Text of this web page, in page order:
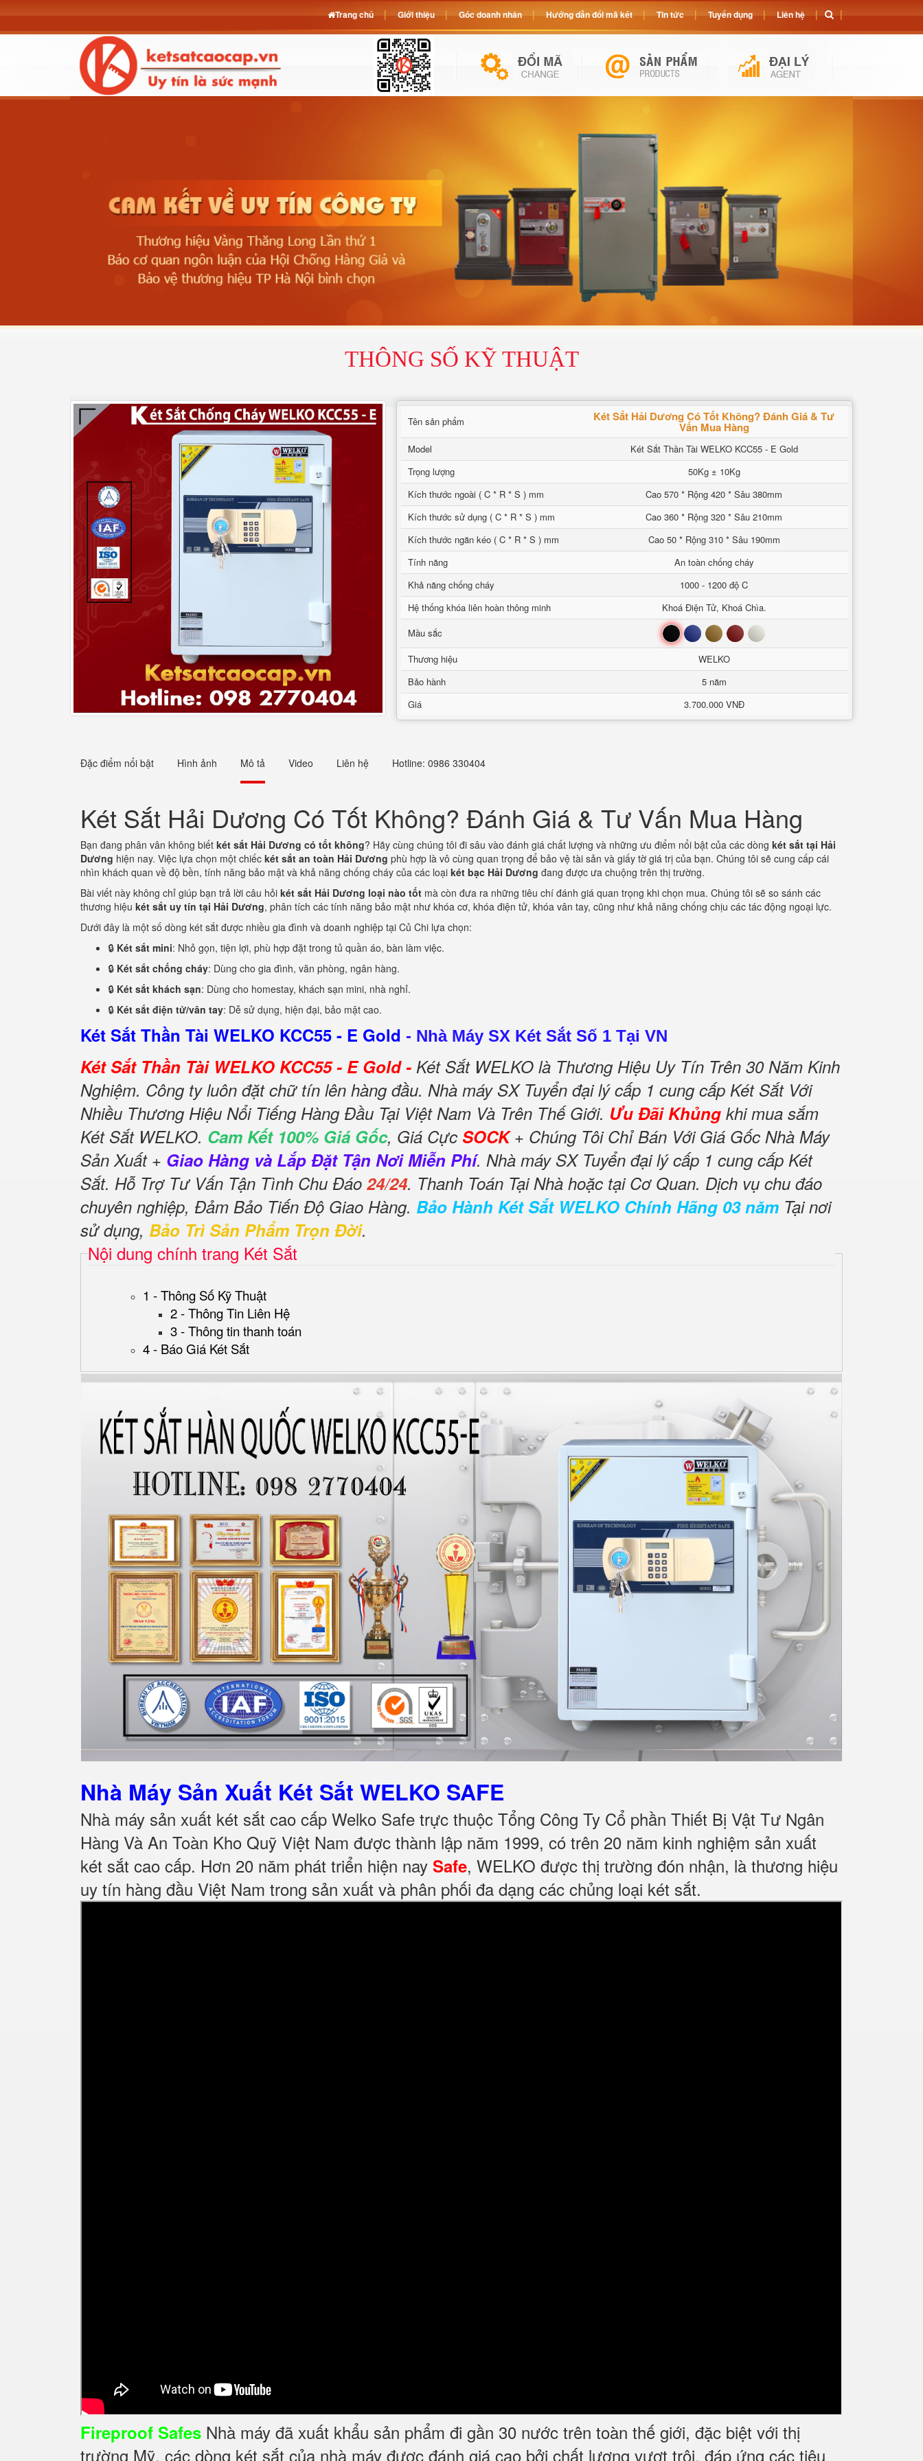
THÔNG SỐ KỸ THUẬT
Tên sản phẩm Két Sắt Hải Dương Có Tốt Không? Đánh Giá & Tư
Vấn Mua Hàng
Model
Két Sắt Thần Tài WELKO KCC55 - E Gold
Trọng lượng
50Kg ± 10Kg
Kích thước ngoài ( C * R * S ) mm
Cao 570 * Rộng 420 * Sâu 380mm
Kích thước sử dụng ( C * R * S ) mm
Cao 360 * Rộng 320 * Sâu 210mm
Kích thước ngăn kéo ( C * R * S ) mm
Cao 50 * Rộng 310 * Sâu 190mm
Tính năng
An toàn chống cháy
Khả năng chống cháy
1000 - 1200 độ C
Hệ thống khóa liên hoàn thông minh
Khoá Điện Tử, Khoá Chìa.
Mầu sắc
Đen Xanh Nâu Đỏ Trắng
Thương hiệu
WELKO
Bảo hành
5 năm
Giá
3.700.000 VNĐ
Đặc điểm nổi bật Hình ảnh Mô tả Video Liên hệ Hotline: 0986 330404
Két Sắt Hải Dương Có Tốt Không? Đánh Giá & Tư Vấn Mua Hàng
Bạn đang phân vân không biết két sắt Hải Dương có tốt không? Hãy cùng chúng tôi đi sâu vào đánh giá chất lượng và những ưu điểm nổi bật của các dòng két sắt tại Hải
Dương hiện nay. Việc lựa chọn một chiếc két sắt an toàn Hải Dương phù hợp là vô cùng quan trọng để bảo vệ tài sản và giấy tờ giá trị của bạn. Chúng tôi sẽ cung cấp cái
nhìn khách quan về độ bền, tính năng bảo mật và khả năng chống cháy của các loại két bạc Hải Dương đang được ưa chuộng trên thị trường.
Bài viết này không chỉ giúp bạn trả lời câu hỏi két sắt Hải Dương loại nào tốt mà còn đưa ra những tiêu chí đánh giá quan trọng khi chọn mua. Chúng tôi sẽ so sánh các
thương hiệu két sắt uy tín tại Hải Dương, phân tích các tính năng bảo mật như khóa cơ, khóa điện tử, khóa vân tay, cũng như khả năng chống chịu các tác động ngoại lực.
Dưới đây là một số dòng két sắt được nhiều gia đình và doanh nghiệp tại Củ Chi lựa chọn:
🔒 Két sắt mini: Nhỏ gọn, tiện lợi, phù hợp đặt trong tủ quần áo, bàn làm việc.
🔒 Két sắt chống cháy: Dùng cho gia đình, văn phòng, ngân hàng.
🔒 Két sắt khách sạn: Dùng cho homestay, khách sạn mini, nhà nghỉ.
🔒 Két sắt điện tử/vân tay: Dễ sử dụng, hiện đại, bảo mật cao.
Két Sắt Thần Tài WELKO KCC55 - E Gold - Nhà Máy SX Két Sắt Số 1 Tại VN
Két Sắt Thần Tài WELKO KCC55 - E Gold - Két Sắt WELKO là Thương Hiệu Uy Tín Trên 30 Năm Kinh
Nghiệm. Công ty luôn đặt chữ tín lên hàng đầu. Nhà máy SX Tuyển đại lý cấp 1 cung cấp Két Sắt Với
Nhiều Thương Hiệu Nổi Tiếng Hàng Đầu Tại Việt Nam Và Trên Thế Giới. Ưu Đãi Khủng khi mua sắm
Két Sắt WELKO. Cam Kết 100% Giá Gốc, Giá Cực SOCK+ Chúng Tôi Chỉ Bán Với Giá Gốc Nhà Máy
Sản Xuất + Giao Hàng và Lắp Đặt Tận Nơi Miễn Phí. Nhà máy SX Tuyển đại lý cấp 1 cung cấp Két
Sắt. Hỗ Trợ Tư Vấn Tận Tình Chu Đáo 24/24. Thanh Toán Tại Nhà hoặc tại Cơ Quan. Dịch vụ chu đáo
chuyên nghiệp, Đảm Bảo Tiến Độ Giao Hàng. Bảo Hành Két Sắt WELKO Chính Hãng 03 năm Tại nơi
sử dụng, Bảo Trì Sản Phẩm Trọn Đời.
Nội dung chính trang Két Sắt
1 - Thông Số Kỹ Thuật
2 - Thông Tin Liên Hệ
3 - Thông tin thanh toán
4 - Báo Giá Két Sắt
Nhà Máy Sản Xuất Két Sắt WELKO SAFE
Nhà máy sản xuất két sắt cao cấp Welko Safe trực thuộc Tổng Công Ty Cổ phần Thiết Bị Vật Tư Ngân
Hàng Và An Toàn Kho Quỹ Việt Nam được thành lập năm 1999, có trên 20 năm kinh nghiệm sản xuất
két sắt cao cấp. Hơn 20 năm phát triển hiện nay Safe, WELKO được thị trường đón nhận, là thương hiệu
uy tín hàng đầu Việt Nam trong sản xuất và phân phối đa dạng các chủng loại két sắt.
Fireproof Safes Nhà máy đã xuất khẩu sản phẩm đi gần 30 nước trên toàn thế giới, đặc biệt với thị
trường Mỹ, các dòng két sắt của nhà máy được đánh giá cao bởi chất lượng vượt trội, đáp ứng các tiêu
Trang chủ Giới thiệu Góc doanh nhân Hướng dẫn đổi mã két Tin tức Tuyển dụng Liên hệ